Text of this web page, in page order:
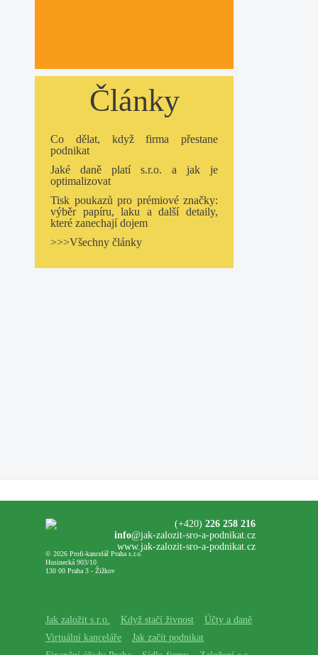
Články
Co dělat, když firma přestane
podnikat
Jaké daně platí s.r.o. a jak je
optimalizovat
Tisk poukazů pro prémiové značky:
výběr papíru, laku a další detaily,
které zanechají dojem
>>>Všechny články
© 2026 Profi-kancelář Praha s.r.o.
Husinecká 903/10
130 00 Praha 3 - Žižkov
(+420) 226 258 216
info@jak-zalozit-sro-a-podnikat.cz
www.jak-zalozit-sro-a-podnikat.cz
Jak založit s.r.o. Když stačí živnost
Účty a daně
Virtuální kanceláře
Jak začít podnikat